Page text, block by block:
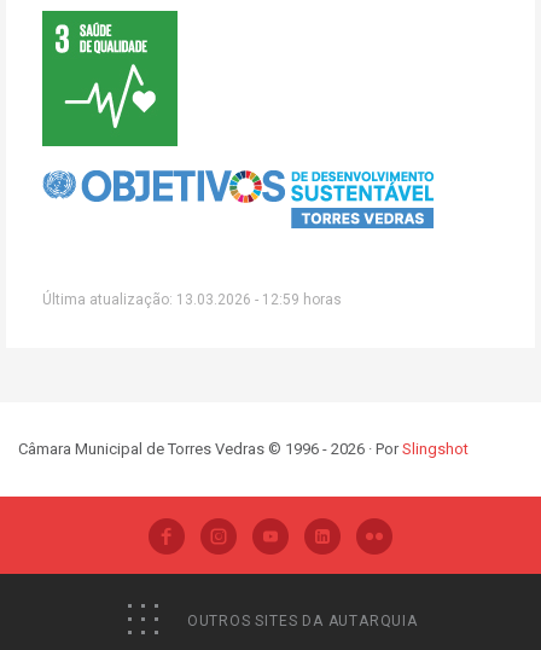
Última atualização: 13.03.2026 - 12:59 horas
Câmara Municipal de Torres Vedras © 1996 - 2026 · PorSlingshot
OUTROS SITES DA AUTARQUIA